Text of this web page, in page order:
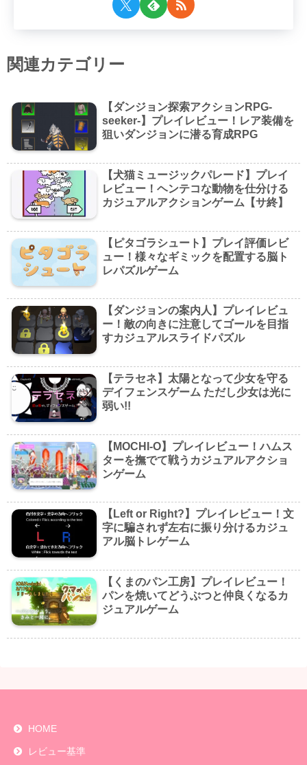
関連カテゴリー
【ダンジョン探索アクションRPG-
seeker-】プレイレビュー！レア装備を
狙いダンジョンに潜る育成RPG
【犬猫ミュージックパレード】プレイ
レビュー！ヘンテコな動物を仕分ける
カジュアルアクションゲーム【サ終】
【ピタゴラシュート】プレイ評価レビ
ュー！様々なギミックを配置する脳ト
レパズルゲーム
【ダンジョンの案内人】プレイレビュ
ー！敵の向きに注意してゴールを目指
すカジュアルスライドパズル
【テラセネ】太陽となって少女を守る
デイフェンスゲーム ただし少女は光に
弱い!!
【MOCHI-O】プレイレビュー！ハムス
ターを撫でて戦うカジュアルアクショ
ンゲーム
【Left or Right?】プレイレビュー！文
字に騙されず左右に振り分けるカジュ
アル脳トレゲーム
【くまのパン工房】プレイレビュー！
パンを焼いてどうぶつと仲良くなるカ
ジュアルゲーム
HOME
レビュー基準